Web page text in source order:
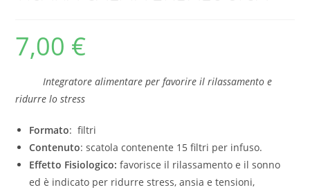
7,00 €
Integratore alimentare per favorire il rilassamento e
ridurre lo stress
Formato: filtri
Contenuto: scatola contenente 15 filtri per infuso.
Effetto Fisiologico:favorisce il rilassamento e il sonno
ed è indicato per ridurre stress, ansia e tensioni,